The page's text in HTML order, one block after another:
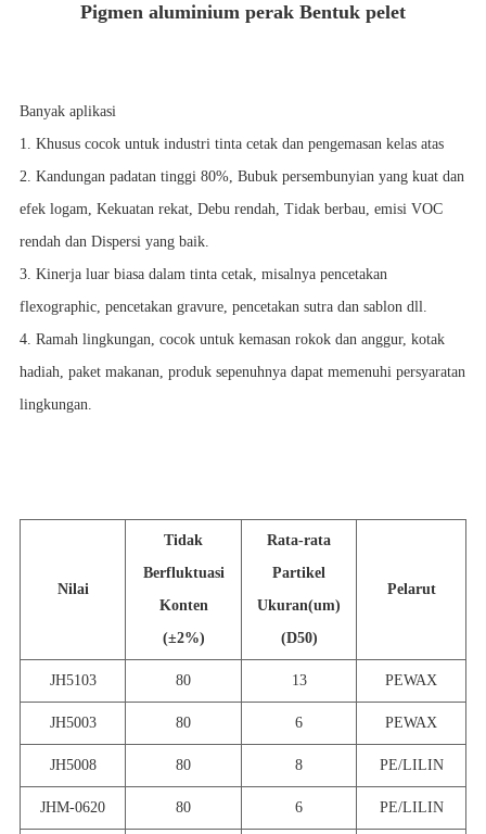
Pigmen aluminium perak Bentuk pelet
Banyak aplikasi
1. Khusus cocok untuk industri tinta cetak dan pengemasan kelas atas
2. Kandungan padatan tinggi 80%, Bubuk persembunyian yang kuat dan
efek logam, Kekuatan rekat, Debu rendah, Tidak berbau, emisi VOC
rendah dan Dispersi yang baik.
3. Kinerja luar biasa dalam tinta cetak, misalnya pencetakan
flexographic, pencetakan gravure, pencetakan sutra dan sablon dll.
4. Ramah lingkungan, cocok untuk kemasan rokok dan anggur, kotak
hadiah, paket makanan, produk sepenuhnya dapat memenuhi persyaratan
lingkungan.
Nilai
Tidak
Berfluktuasi
Konten
(±2%)
Rata-rata
Partikel
Ukuran(um)
(D50)
Pelarut
JH5103 80 13 PEWAX
JH5003 80 6 PEWAX
JH5008 80 8 PE/LILIN
JHM-0620 80 6 PE/LILIN